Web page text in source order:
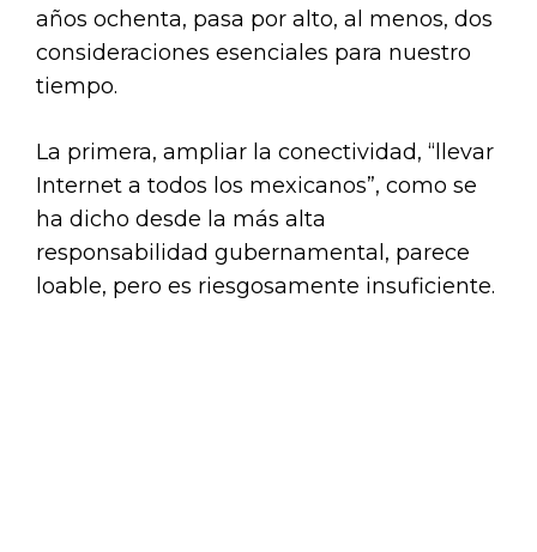
años ochenta, pasa por alto, al menos, dos
consideraciones esenciales para nuestro
tiempo.
La primera, ampliar la conectividad, “llevar
Internet a todos los mexicanos”, como se
ha dicho desde la más alta
responsabilidad gubernamental, parece
loable, pero es riesgosamente insuficiente.